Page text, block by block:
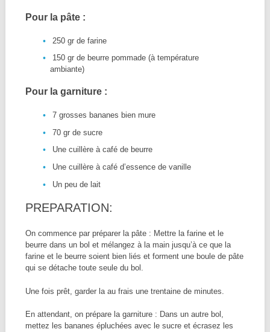
Pour la pâte :
250 gr de farine
150 gr de beurre pommade (à température
ambiante)
Pour la garniture :
7 grosses bananes bien mure
70 gr de sucre
Une cuillère à café de beurre
Une cuillère à café d’essence de vanille
Un peu de lait
PREPARATION:
On commence par préparer la pâte : Mettre la farine et le
beurre dans un bol et mélangez à la main jusqu’à ce que la
farine et le beurre soient bien liés et forment une boule de pâte
qui se détache toute seule du bol.
Une fois prêt, garder la au frais une trentaine de minutes.
En attendant, on prépare la garniture : Dans un autre bol,
mettez les bananes épluchées avec le sucre et écrasez les